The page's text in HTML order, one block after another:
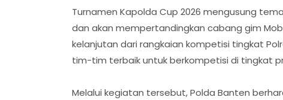
Turnamen Kapolda Cup 2026 mengusung
dan akan mempertandingkan cabang gim
kelanjutan dari rangkaian kompetisi tingkat
tim-tim terbaik untuk berkompetisi di tingkat
Melalui kegiatan tersebut, Polda Banten